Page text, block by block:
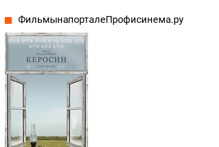
Фильмы на портале Профисинема.ру